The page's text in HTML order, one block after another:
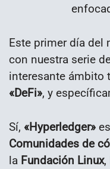
Este primer día del
con nuestra serie
interesante ámbito
«DeFi», y
Sí, «Hyperledger»
Comunidades de
la Fundación Linux,